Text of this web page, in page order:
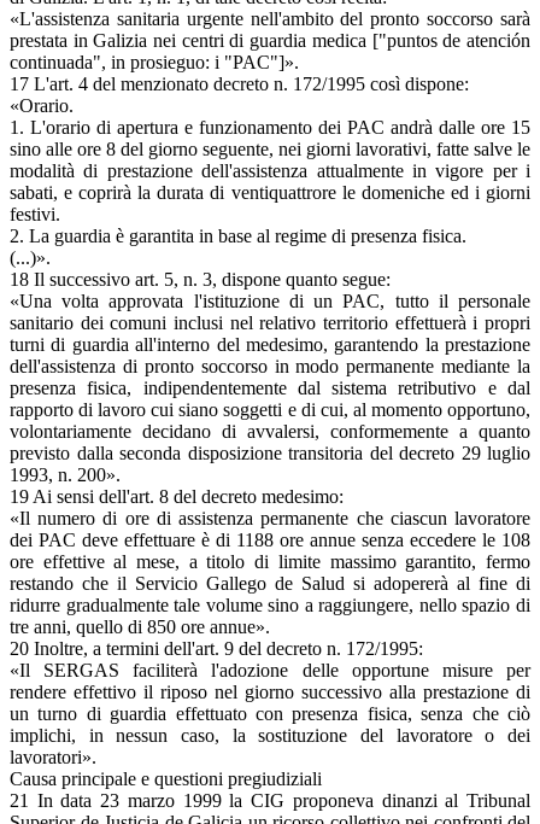
«L'assistenza sanitaria urgente nell'ambito del pronto soccorso sarà
prestata in Galizia nei centri di guardia medica ["puntos de atención
continuada", in prosieguo: i "PAC"]».
17 L'art. 4 del menzionato decreto n. 172/1995 così dispone:
«Orario.
1. L'orario di apertura e funzionamento dei PAC andrà dalle ore 15
sino alle ore 8 del giorno seguente, nei giorni lavorativi, fatte salve le
modalità di prestazione dell'assistenza attualmente in vigore per i
sabati, e coprirà la durata di ventiquattrore le domeniche ed i giorni
festivi.
2. La guardia è garantita in base al regime di presenza fisica.
(...)».
18 Il successivo art. 5, n. 3, dispone quanto segue:
«Una volta approvata l'istituzione di un PAC, tutto il personale
sanitario dei comuni inclusi nel relativo territorio effettuerà i propri
turni di guardia all'interno del medesimo, garantendo la prestazione
dell'assistenza di pronto soccorso in modo permanente mediante la
presenza fisica, indipendentemente dal sistema retributivo e dal
rapporto di lavoro cui siano soggetti e di cui, al momento opportuno,
volontariamente decidano di avvalersi, conformemente a quanto
previsto dalla seconda disposizione transitoria del decreto 29 luglio
1993, n. 200».
19 Ai sensi dell'art. 8 del decreto medesimo:
«Il numero di ore di assistenza permanente che ciascun lavoratore
dei PAC deve effettuare è di 1188 ore annue senza eccedere le 108
ore effettive al mese, a titolo di limite massimo garantito, fermo
restando che il Servicio Gallego de Salud si adopererà al fine di
ridurre gradualmente tale volume sino a raggiungere, nello spazio di
tre anni, quello di 850 ore annue».
20 Inoltre, a termini dell'art. 9 del decreto n. 172/1995:
«Il SERGAS faciliterà l'adozione delle opportune misure per
rendere effettivo il riposo nel giorno successivo alla prestazione di
un turno di guardia effettuato con presenza fisica, senza che ciò
implichi, in nessun caso, la sostituzione del lavoratore o dei
lavoratori».
Causa principale e questioni pregiudiziali
21 In data 23 marzo 1999 la CIG proponeva dinanzi al Tribunal